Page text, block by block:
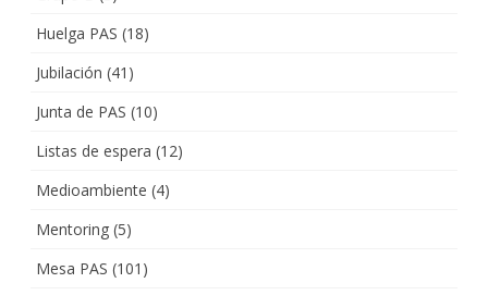
Huelga PAS (18)
Jubilación (41)
Junta de PAS (10)
Listas de espera (12)
Medioambiente (4)
Mentoring (5)
Mesa PAS (101)